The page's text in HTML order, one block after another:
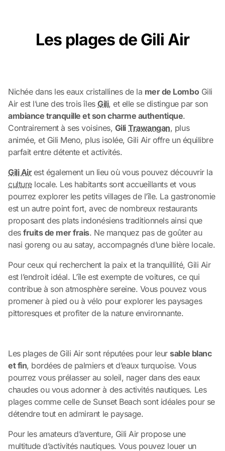
Les plages de Gili Air
Nichée dans les eaux cristallines de la mer de LomboGili
Air est l’une des trois îlesGili, et elle se distingue par son
ambiance tranquille et son charme authentique.
Contrairement à ses voisines, Gili Trawangan, plus
animée, et Gili Meno, plus isolée, Gili Air offre un équilibre
parfait entre détente et activités.
Gili Airest également un lieu où vous pouvez découvrir la
culturelocale. Les habitants sont accueillants et vous
pourrez explorer les petits villages de l’île. La gastronomie
est un autre point fort, avec de nombreux restaurants
proposant des plats indonésiens traditionnels ainsi que
desfruits de mer frais. Ne manquez pas de goûter au
nasi goreng ou au satay, accompagnés d’une bière locale.
Pour ceux qui recherchent la paix et la tranquillité, Gili Air
est l’endroit idéal. L’île est exempte de voitures, ce qui
contribue à son atmosphère sereine. Vous pouvez vous
promener à pied ou à vélo pour explorer les paysages
pittoresques et profiter de la nature environnante.
Les plages de Gili Air sont réputées pour leursable blanc
et fin, bordées de palmiers et d’eaux turquoise. Vous
pourrez vous prélasser au soleil, nager dans des eaux
chaudes ou vous adonner à des activités nautiques. Les
plages comme celle de Sunset Beach sont idéales pour se
détendre tout en admirant le paysage.
Pour les amateurs d’aventure, Gili Air propose une
multitude d’activités nautiques. Vous pouvez louer un